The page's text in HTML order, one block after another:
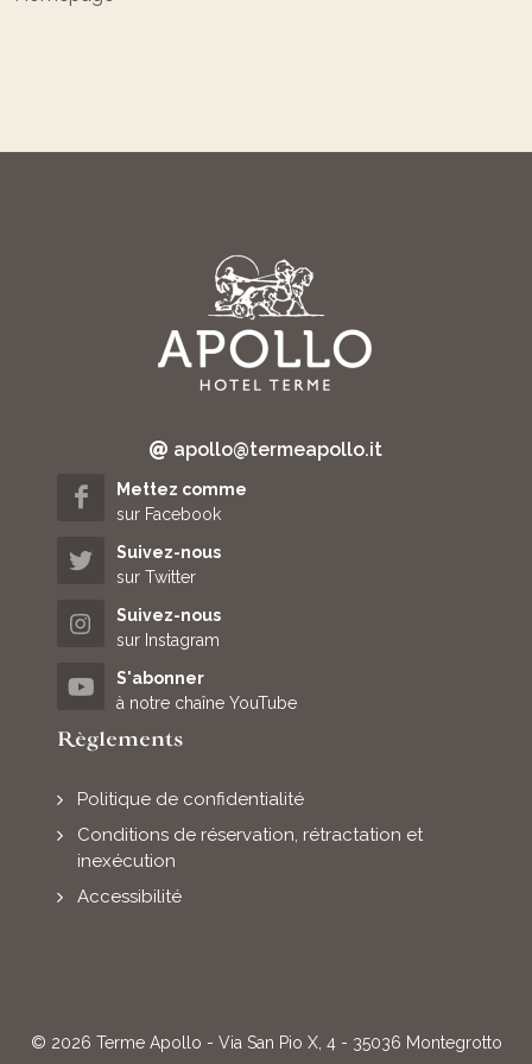
apollo@termeapollo.it
Mettez comme
sur Facebook
Suivez-nous
sur Twitter
Suivez-nous
sur Instagram
S'abonner
à notre chaîne YouTube
Règlements
Politique de confidentialité
Conditions de réservation, rétractation et
inexécution
Accessibilité
© 2026 Terme Apollo - Via San Pio X, 4 - 35036 Montegrotto